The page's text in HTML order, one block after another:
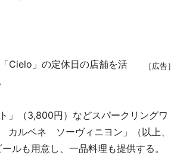
［広告］
Cielo」の定休日の店舗を活
（3,800円）などスパークリングワ
ルベネ ソーヴィニヨン」（以上、
ルも用意し、一品料理も提供する。